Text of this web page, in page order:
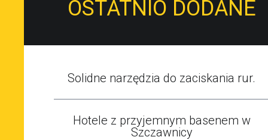
OSTATNIO DODANE
Solidne narzędzia do zaciskania rur.
Hotele z przyjemnym basenem w
Szczawnicy